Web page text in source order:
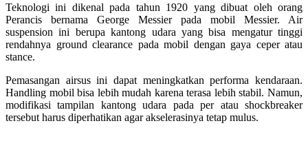
Teknologi ini dikenal pada tahun 1920 yang dibuat oleh orang
Perancis bernama George Messier pada mobil Messier. Air
suspension ini berupa kantong udara yang bisa mengatur tinggi
rendahnya ground clearance pada mobil dengan gaya ceper atau
stance.
Pemasangan airsus ini dapat meningkatkan performa kendaraan.
Handling mobil bisa lebih mudah karena terasa lebih stabil. Namun,
modifikasi tampilan kantong udara pada per atau shockbreaker
tersebut harus diperhatikan agar akselerasinya tetap mulus.